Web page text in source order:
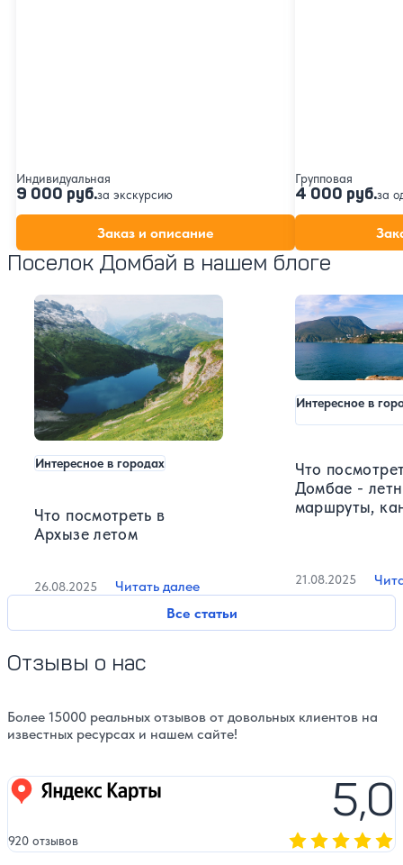
Индивидуальная
9 000 руб.за экскурсию
Заказ и описание
Групповая
4 000 руб.за
Поселок Домбай в нашем блоге
Все статьи
Что посмотреть в
Архызе летом
Интересное в городах
26.08.2025 Читать далее
Что
Домбае -
маршруты,
Интересное в
21.08.2025
Отзывы о нас
Более 15000 реальных отзывов от довольных клиентов на
известных ресурсах и нашем сайте!
Яндекс карты 5,0
920 отзывов